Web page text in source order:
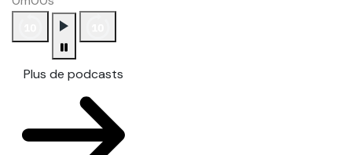
Plus de podcasts